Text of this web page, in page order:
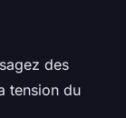
des
tension du